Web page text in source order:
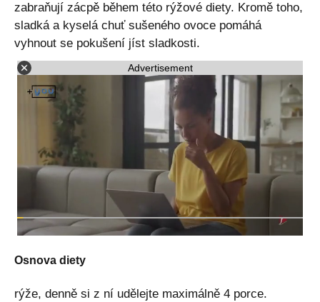
zabraňují zácpě během této rýžové diety. Kromě toho,
sladká a kyselá chuť sušeného ovoce pomáhá
vyhnout se pokušení jíst sladkosti.
Advertisement
Osnova diety
rýže, denně si z ní udělejte maximálně 4 porce.